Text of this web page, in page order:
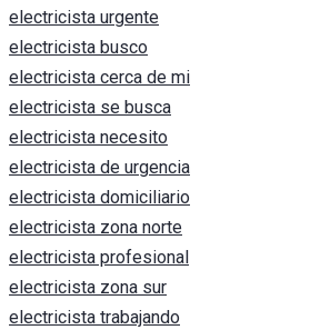
electricista urgente
electricista busco
electricista cerca de mi
electricista se busca
electricista necesito
electricista de urgencia
electricista domiciliario
electricista zona norte
electricista profesional
electricista zona sur
electricista trabajando